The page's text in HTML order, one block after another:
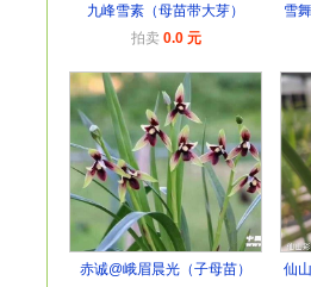
九峰雪素（母苗带大芽）
拍卖 0.0 元
雪
赤诚@峨眉晨光（子母苗）
仙